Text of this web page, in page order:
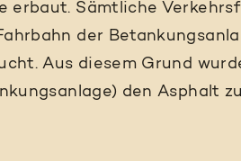
erbaut. Sämtliche
der
Aus diesem Grund
den Asphalt zu